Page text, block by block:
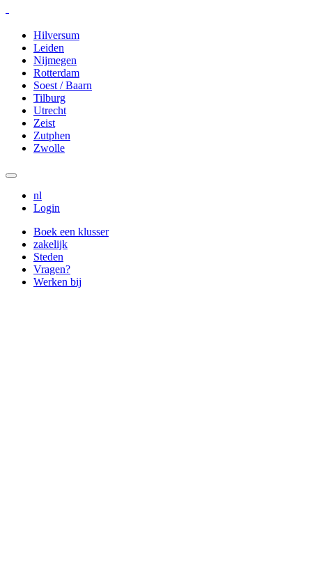
Hilversum
Leiden
Nijmegen
Rotterdam
Soest / Baarn
Tilburg
Utrecht
Zeist
Zutphen
Zwolle
nl
Login
Boek een klusser
zakelijk
Steden
Vragen?
Werken bij